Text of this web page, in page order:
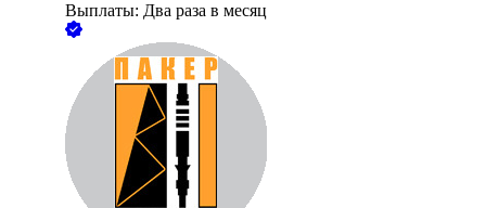
Выплаты: Два раза в месяц